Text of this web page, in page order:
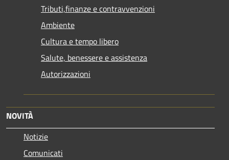
Tributi,finanze e contravvenzioni
Ambiente
Cultura e tempo libero
Salute, benessere e assistenza
Autorizzazioni
NOVITÀ
Notizie
Comunicati